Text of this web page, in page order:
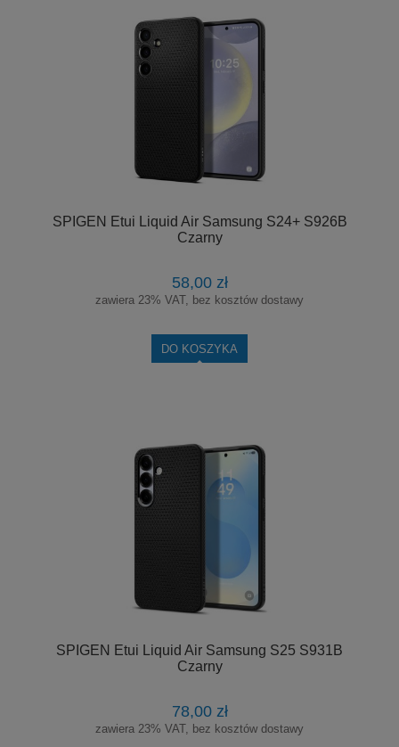
SPIGEN Etui Liquid Air Samsung S24+ S926B
Czarny
58,00 zł
zawiera 23% VAT, bez kosztów dostawy
DO KOSZYKA
SPIGEN Etui Liquid Air Samsung S25 S931B
Czarny
78,00 zł
zawiera 23% VAT, bez kosztów dostawy